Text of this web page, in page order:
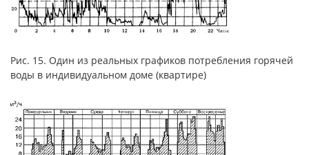
Рис. 15. Один из реальных графиков потребления горячей
воды в индивидуальном доме (квартире)